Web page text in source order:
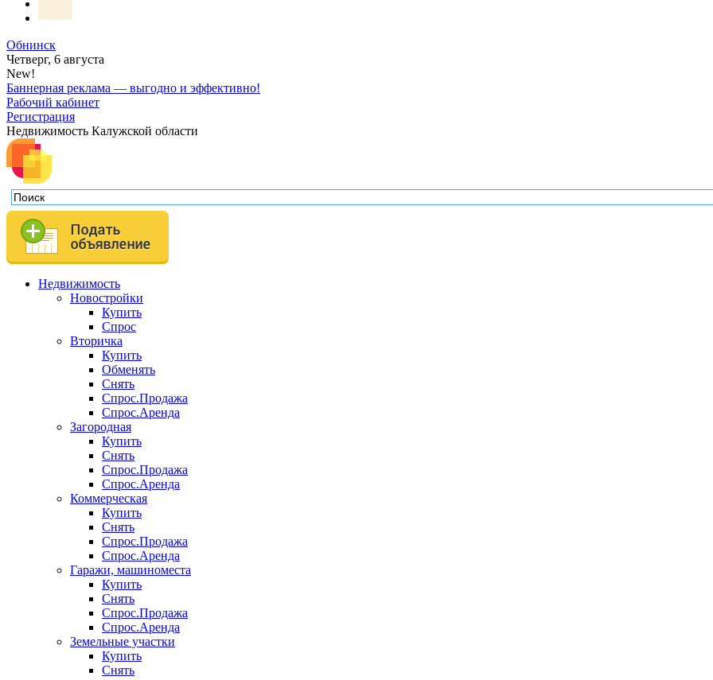
Обнинск
Четверг, 6 августа
New!
Баннерная реклама — выгодно и эффективно!
Рабочий кабинет
Регистрация
Недвижимость Калужской области
Недвижимость
Новостройки
Купить
Спрос
Вторичка
Купить
Обменять
Снять
Спрос.Продажа
Спрос.Аренда
Загородная
Купить
Снять
Спрос.Продажа
Спрос.Аренда
Коммерческая
Купить
Снять
Спрос.Продажа
Спрос.Аренда
Гаражи, машиноместа
Купить
Снять
Спрос.Продажа
Спрос.Аренда
Земельные участки
Купить
Снять